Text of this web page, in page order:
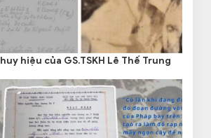
hiệu của GS.TSKH Lê Thế Trung